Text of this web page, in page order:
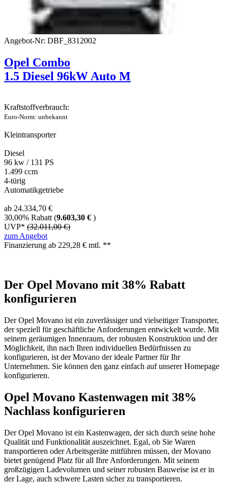
Angebot-Nr: DBF_8312002
Opel Combo
1.5 Diesel 96kW Auto M
Kraftstoffverbrauch:
Euro-Norm: unbekannt
Kleintransporter
Diesel
96 kw / 131 PS
1.499 ccm
4-türig
Automatikgetriebe
ab 24.334,70 €
30,00% Rabatt (9.603,30 € )
UVP* (32.011,00 €)
zum Angebot
Finanzierung ab 229,28 € mtl. **
Der Opel Movano mit 38% Rabatt
konfigurieren
Der Opel Movano ist ein zuverlässiger und vielseitiger Transporter,
der speziell für geschäftliche Anforderungen entwickelt wurde. Mit
seinem geräumigen Innenraum, der robusten Konstruktion und der
Möglichkeit, ihn nach Ihren individuellen Bedürfnissen zu
konfigurieren, ist der Movano der ideale Partner für Ihr
Unternehmen. Sie können den ganz einfach auf unserer Homepage
konfigurieren.
Opel Movano Kastenwagen mit 38%
Nachlass konfigurieren
Der Opel Movano ist ein Kastenwagen, der sich durch seine hohe
Qualität und Funktionalität auszeichnet. Egal, ob Sie Waren
transportieren oder Arbeitsgeräte mitführen müssen, der Movano
bietet genügend Platz für all Ihre Anforderungen. Mit seinem
großzügigen Ladevolumen und seiner robusten Bauweise ist er in
der Lage, auch schwere Lasten sicher zu transportieren.